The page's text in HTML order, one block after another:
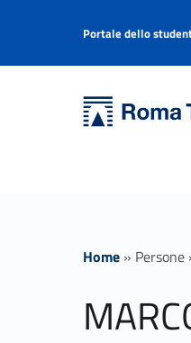
MARCO MANCINI - Università Roma Tre
Header info sidebar
Portale dello
Home » Persone